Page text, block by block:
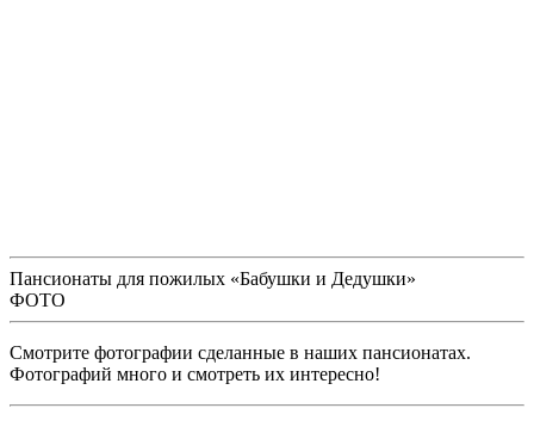
Пансионаты для пожилых «Бабушки и Дедушки»
ФОТО
Смотрите фотографии сделанные в наших пансионатах.
Фотографий много и смотреть их интересно!